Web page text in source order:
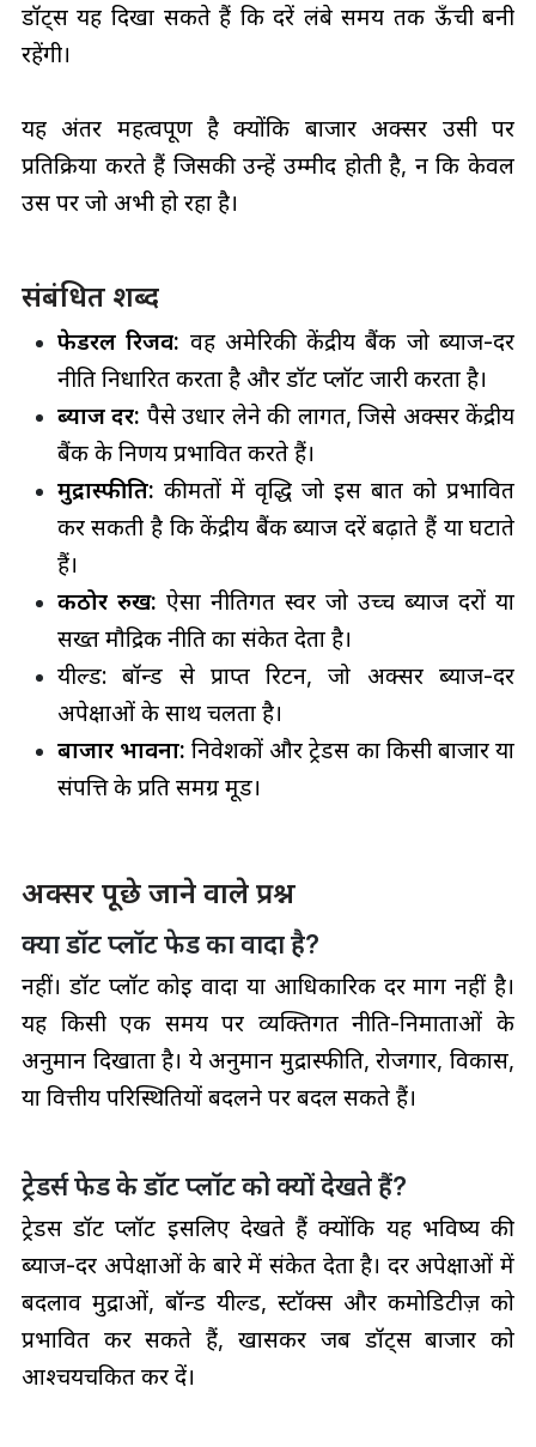
डॉट्स यह दिखा सकते हैं कि दरें लंबे समय तक ऊँची बनी
रहेंगी।
यह अंतर महत्वपूर्ण है क्योंकि बाजार अक्सर उसी पर
प्रतिक्रिया करते हैं जिसकी उन्हें उम्मीद होती है, न कि केवल
उस पर जो अभी हो रहा है।
संबंधित शब्द
फेडरल रिजर्व: वह अमेरिकी केंद्रीय बैंक जो ब्याज-दर
नीति निर्धारित करता है और डॉट प्लॉट जारी करता है।
ब्याज दर: पैसे उधार लेने की लागत, जिसे अक्सर केंद्रीय
बैंक के निर्णय प्रभावित करते हैं।
मुद्रास्फीति: कीमतों में वृद्धि जो इस बात को प्रभावित
कर सकती है कि केंद्रीय बैंक ब्याज दरें बढ़ाते हैं या घटाते
हैं।
कठोर रुख: ऐसा नीतिगत स्वर जो उच्च ब्याज दरों या
सख्त मौद्रिक नीति का संकेत देता है।
यील्ड: बॉन्ड से प्राप्त रिटर्न, जो अक्सर ब्याज-दर
अपेक्षाओं के साथ चलता है।
बाजार भावना: निवेशकों और ट्रेडर्स का किसी बाजार या
संपत्ति के प्रति समग्र मूड।
अक्सर पूछे जाने वाले प्रश्न
क्या डॉट प्लॉट फेड का वादा है?
नहीं। डॉट प्लॉट कोई वादा या आधिकारिक दर मार्ग नहीं है।
यह किसी एक समय पर व्यक्तिगत नीति-निर्माताओं के
अनुमान दिखाता है। ये अनुमान मुद्रास्फीति, रोजगार, विकास,
या वित्तीय परिस्थितियों बदलने पर बदल सकते हैं।
ट्रेडर्स फेड के डॉट प्लॉट को क्यों देखते हैं?
ट्रेडर्स डॉट प्लॉट इसलिए देखते हैं क्योंकि यह भविष्य की
ब्याज-दर अपेक्षाओं के बारे में संकेत देता है। दर अपेक्षाओं में
बदलाव मुद्राओं, बॉन्ड यील्ड, स्टॉक्स और कमोडिटीज़ को
प्रभावित कर सकते हैं, खासकर जब डॉट्स बाजार को
आश्चर्यचकित कर दें।